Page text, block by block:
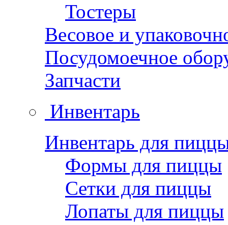
Тостеры
Весовое и
Посудомоечное
Запчасти
Инвентарь
Инвентарь для
Формы для пиццы
Сетки для пиццы
Лопаты для пиццы